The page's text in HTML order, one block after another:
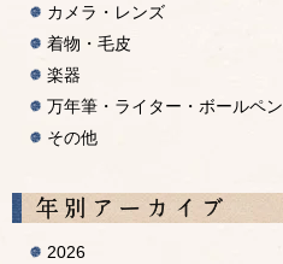
カメラ・レンズ
着物・毛皮
楽器
万年筆・ライター・ボールペン
その他
2026